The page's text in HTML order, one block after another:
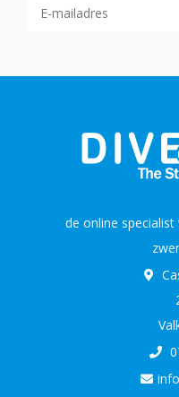
de online